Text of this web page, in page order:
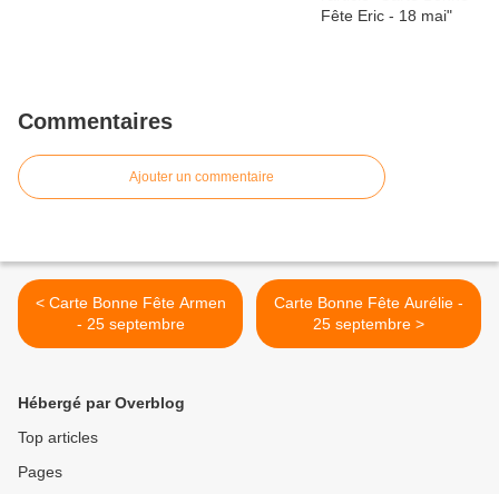
Commentaires
Ajouter un commentaire
< Carte Bonne Fête Armen
- 25 septembre
Carte Bonne Fête Aurélie -
25 septembre >
Hébergé par Overblog
Top articles
Pages